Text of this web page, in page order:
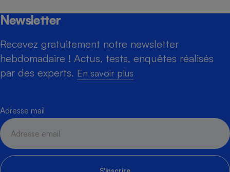
Newsletter
Recevez gratuitement notre newsletter
hebdomadaire ! Actus, tests, enquêtes réalisés
par des experts. En savoir plus
Adresse mail